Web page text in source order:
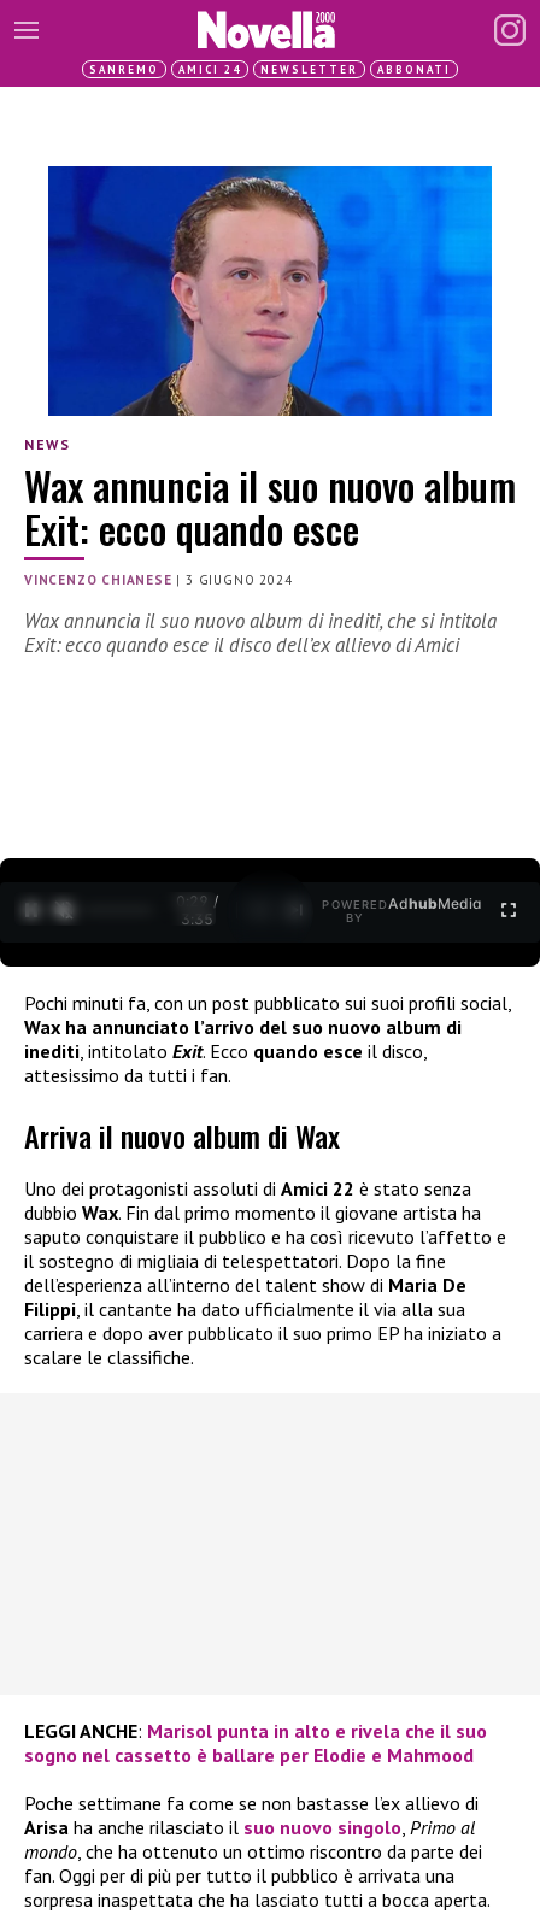
SANREMO AMICI 24 NEWSLETTER ABBONATI
NEWS
Wax annuncia il suo nuovo album
Exit: ecco quando esce
VINCENZO CHIANESE |3 GIUGNO 2024
Wax annuncia il suo nuovo album di inediti, che si intitola
Exit: ecco quando esce il disco dell’ex allievo di Amici
0:30 /
3:35
POWERED
BY
AdhubMedia
Pochi minuti fa, con un post pubblicato sui suoi profili social,
Wax ha annunciato l’arrivo del suo nuovo album di
inediti , intitolato Exit. Ecco quando esce il disco,
attesissimo da tutti i fan.
Arriva il nuovo album di Wax
Uno dei protagonisti assoluti di Amici 22 è stato senza
dubbio Wax. Fin dal primo momento il giovane artista ha
saputo conquistare il pubblico e ha così ricevuto l’affetto e
il sostegno di migliaia di telespettatori. Dopo la fine
dell’esperienza all’interno del talent show di Maria De
Filippi, il cantante ha dato ufficialmente il via alla sua
carriera e dopo aver pubblicato il suo primo EP ha iniziato a
scalare le classifiche.
LEGGI ANCHE: Marisol punta in alto e rivela che il suo
sogno nel cassetto è ballare per Elodie e Mahmood
Poche settimane fa come se non bastasse l’ex allievo di
Arisa ha anche rilasciato il suo nuovo singolo, Primo al
mondo, che ha ottenuto un ottimo riscontro da parte dei
fan. Oggi per di più per tutto il pubblico è arrivata una
sorpresa inaspettata che ha lasciato tutti a bocca aperta.